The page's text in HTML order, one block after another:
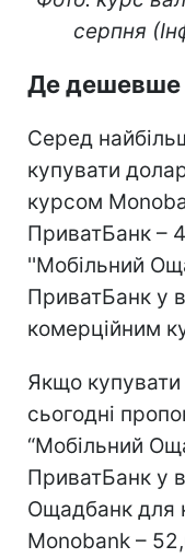
серпня
Де дешевше
Серед
купувати
курсом
ПриватБанк –
''Мобільний
ПриватБанк у
комерційним
Якщо
сьогодні
“Мобільний
ПриватБанк у
Ощадбанк для
Monobank –